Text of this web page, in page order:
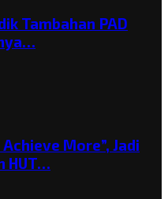
Tambahan PAD
More”, Jadi
HUT…